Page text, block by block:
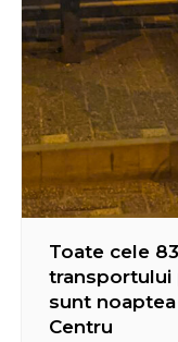
Toate cele
transportului
sunt
Centru